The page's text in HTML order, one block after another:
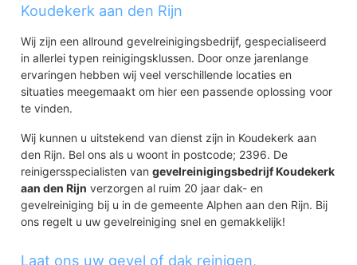
Koudekerk aan den Rijn
Wij zijn een allround gevelreinigingsbedrijf, gespecialiseerd
in allerlei typen reinigingsklussen. Door onze jarenlange
ervaringen hebben wij veel verschillende locaties en
situaties meegemaakt om hier een passende oplossing voor
te vinden.
Wij kunnen u uitstekend van dienst zijn in Koudekerk aan
den Rijn. Bel ons als u woont in postcode; 2396. De
reinigersspecialisten vangevelreinigingsbedrijf Koudekerk
aan den Rijn verzorgen al ruim 20 jaar dak- en
gevelreiniging bij u in de gemeente Alphen aan den Rijn. Bij
ons regelt u uw gevelreiniging snel en gemakkelijk!
Laat ons uw gevel of dak reinigen,